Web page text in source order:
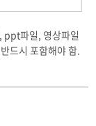
ppt파일, 영상파일
드시 포함해야 함.